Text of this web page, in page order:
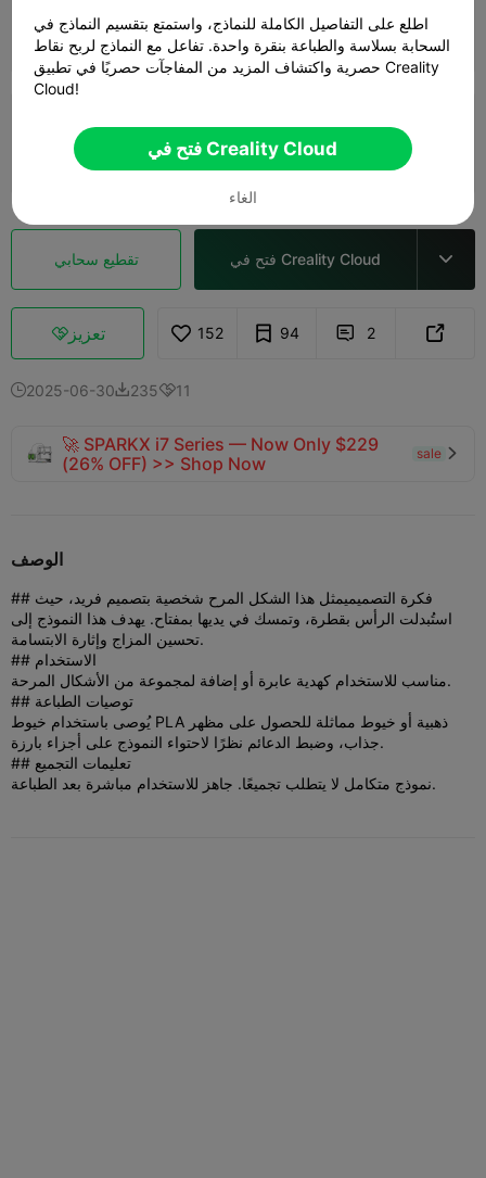
المؤلف 01h 51m 1 plates  19.51g
طبقة 0.2 ملم، جداران، تعبئة 15%
 52m 48s  1 plates
تقطيع سحابي فتح في Creality Cloud 
تعزيز 152 94  2 
2025-06-3023511
🚀 SPARKX i7 Series — Now Only $229
(26% OFF) >> Shop Now
sale 
الوصف
## فكرة التصميميمثل هذا الشكل المرح شخصية بتصميم فريد، حيث
استُبدلت الرأس بقطرة، وتمسك في يديها بمفتاح. يهدف هذا النموذج إلى
تحسين المزاج وإثارة الابتسامة.
## الاستخدام
مناسب للاستخدام كهدية عابرة أو إضافة لمجموعة من الأشكال المرحة.
## توصيات الطباعة
يُوصى باستخدام خيوط PLA ذهبية أو خيوط مماثلة للحصول على مظهر
جذاب، وضبط الدعائم نظرًا لاحتواء النموذج على أجزاء بارزة.
## تعليمات التجميع
نموذج متكامل لا يتطلب تجميعًا. جاهز للاستخدام مباشرة بعد الطباعة.
اطلع على التفاصيل الكاملة للنماذج، واستمتع بتقسيم النماذج في
السحابة بسلاسة والطباعة بنقرة واحدة. تفاعل مع النماذج لربح نقاط
حصرية واكتشاف المزيد من المفاجآت حصريًا في تطبيق Creality
Cloud!
فتح في Creality Cloud
الغاء